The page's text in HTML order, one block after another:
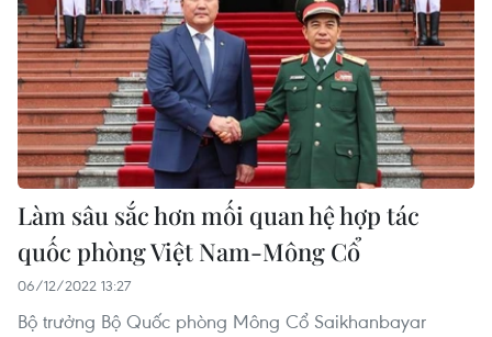
Làm sâu sắc hơn mối quan hệ hợp tác
quốc phòng Việt Nam-Mông Cổ
06/12/2022 13:27
Bộ trưởng Bộ Quốc phòng Mông Cổ Saikhanbayar